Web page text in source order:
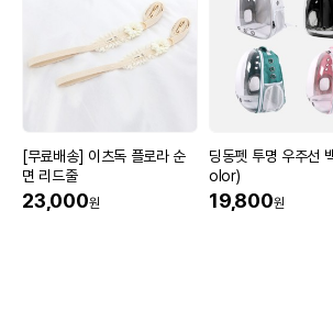
[무료배송] 이츠독 플로라 순
면 리드줄
23,000원
딩동펫 투명 우주선
olor)
19,800원